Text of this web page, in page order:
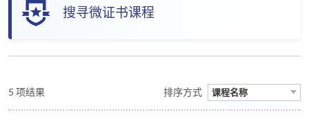
搜寻微证书课程
5 项结果 排序方式 课程名称